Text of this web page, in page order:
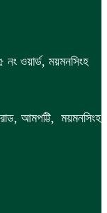
নং ওয়ার্ড, ময়মনসিংহ
আমপট্টি, ময়মনসিংহ